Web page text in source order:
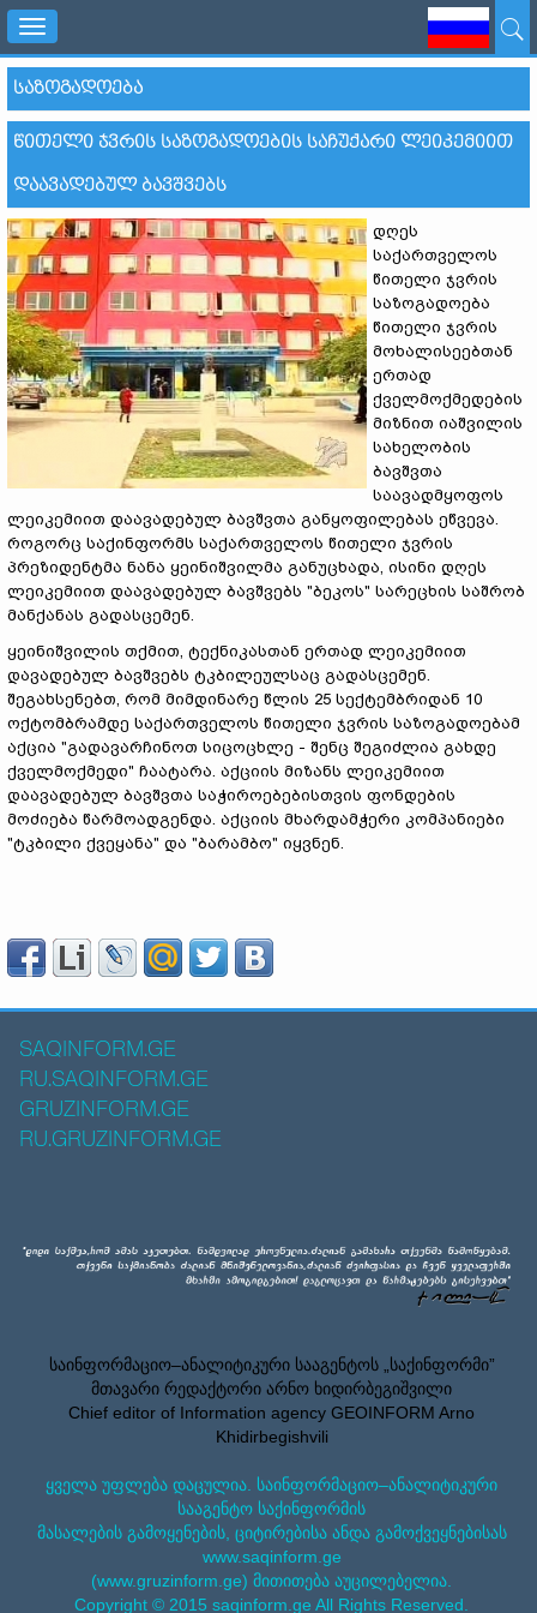
Toggle
navigation
ᲡᲐᲖᲝᲒᲐᲓᲝᲔᲑᲐ
ᲬᲘᲗᲔᲚᲘ ᲯᲕᲠᲘᲡ ᲡᲐᲖᲝᲒᲐᲓᲝᲔᲑᲘᲡ ᲡᲐᲩᲣᲥᲐᲠᲘ ᲚᲔᲘᲙᲔᲛᲘᲘᲗ
ᲓᲐᲐᲕᲐᲓᲔᲑᲣᲚ ᲑᲐᲕᲨᲕᲔᲑᲡ
დღეს
საქართველოს
წითელი ჯვრის
საზოგადოება
წითელი ჯვრის
მოხალისეებთან
ერთად
ქველმოქმედების
მიზნით იაშვილის
სახელობის
ბავშვთა
საავადმყოფოს
ლეიკემიით დაავადებულ ბავშვთა განყოფილებას ეწვევა.
როგორც საქინფორმს საქართველოს წითელი ჯვრის
პრეზიდენტმა ნანა ყეინიშვილმა განუცხადა, ისინი დღეს
ლეიკემიით დაავადებულ ბავშვებს "ბეკოს" სარეცხის საშრობ
მანქანას გადასცემენ.
ყეინიშვილის თქმით, ტექნიკასთან ერთად ლეიკემიით
დავადებულ ბავშვებს ტკბილეულსაც გადასცემენ.
შეგახსენებთ, რომ მიმდინარე წლის 25 სექტემბრიდან 10
ოქტომბრამდე საქართველოს წითელი ჯვრის საზოგადოებამ
აქცია "გადავარჩინოთ სიცოცხლე - შენც შეგიძლია გახდე
ქველმოქმედი" ჩაატარა. აქციის მიზანს ლეიკემიით
დაავადებულ ბავშვთა საჭიროებებისთვის ფონდების
მოძიება წარმოადგენდა. აქციის მხარდამჭერი კომპანიები
"ტკბილი ქვეყანა" და "ბარამბო" იყვნენ.
SAQINFORM.GE
RU.SAQINFORM.GE
GRUZINFORM.GE
RU.GRUZINFORM.GE
საინფორმაციო–ანალიტიკური სააგენტოს „საქინფორმი”
მთავარი რედაქტორი არნო ხიდირბეგიშვილი
Chief editor of Information agency GEOINFORM Arno
Khidirbegishvili
ყველა უფლება დაცულია. საინფორმაციო–ანალიტიკური
სააგენტო საქინფორმის
მასალების გამოყენების, ციტირებისა ანდა გამოქვეყნებისას
www.saqinform.ge
(www.gruzinform.ge) მითითება აუცილებელია.
Copyright © 2015 saqinform.ge All Rights Reserved.